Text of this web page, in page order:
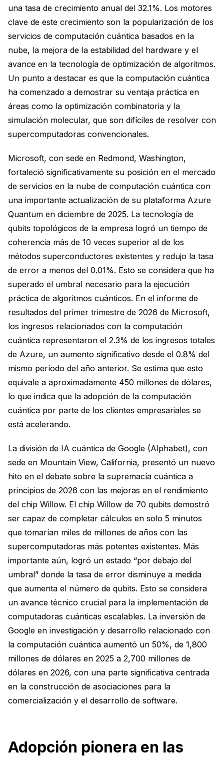
una tasa de crecimiento anual del 32.1%. Los motores
clave de este crecimiento son la popularización de los
servicios de computación cuántica basados en la
nube, la mejora de la estabilidad del hardware y el
avance en la tecnología de optimización de algoritmos.
Un punto a destacar es que la computación cuántica
ha comenzado a demostrar su ventaja práctica en
áreas como la optimización combinatoria y la
simulación molecular, que son difíciles de resolver con
supercomputadoras convencionales.
Microsoft, con sede en Redmond, Washington,
fortaleció significativamente su posición en el mercado
de servicios en la nube de computación cuántica con
una importante actualización de su plataforma Azure
Quantum en diciembre de 2025. La tecnología de
qubits topológicos de la empresa logró un tiempo de
coherencia más de 10 veces superior al de los
métodos superconductores existentes y redujo la tasa
de error a menos del 0.01%. Esto se considera que ha
superado el umbral necesario para la ejecución
práctica de algoritmos cuánticos. En el informe de
resultados del primer trimestre de 2026 de Microsoft,
los ingresos relacionados con la computación
cuántica representaron el 2.3% de los ingresos totales
de Azure, un aumento significativo desde el 0.8% del
mismo período del año anterior. Se estima que esto
equivale a aproximadamente 450 millones de dólares,
lo que indica que la adopción de la computación
cuántica por parte de los clientes empresariales se
está acelerando.
La división de IA cuántica de Google (Alphabet), con
sede en Mountain View, California, presentó un nuevo
hito en el debate sobre la supremacía cuántica a
principios de 2026 con las mejoras en el rendimiento
del chip Willow. El chip Willow de 70 qubits demostró
ser capaz de completar cálculos en solo 5 minutos
que tomarían miles de millones de años con las
supercomputadoras más potentes existentes. Más
importante aún, logró un estado “por debajo del
umbral” donde la tasa de error disminuye a medida
que aumenta el número de qubits. Esto se considera
un avance técnico crucial para la implementación de
computadoras cuánticas escalables. La inversión de
Google en investigación y desarrollo relacionado con
la computación cuántica aumentó un 50%, de 1,800
millones de dólares en 2025 a 2,700 millones de
dólares en 2026, con una parte significativa centrada
en la construcción de asociaciones para la
comercialización y el desarrollo de software.
Adopción pionera en las